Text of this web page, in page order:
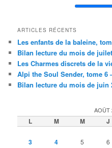
ARTICLES RÉCENTS
Les enfants de la baleine,
Bilan lecture du mois de
Les Charmes discrets de la
Alpi the Soul Sender, tome 6
Bilan lecture du mois de juin
AOÛT
L M M J
3 4 5 6